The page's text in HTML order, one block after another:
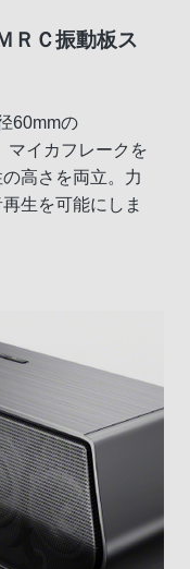
ＲＣ振動板ス
60mmの
マイカフレークを
高さを両立。力
生を可能にしま